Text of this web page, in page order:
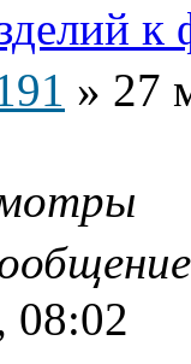
к
» 27
08:02